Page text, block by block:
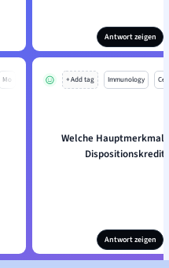
Antwort zeigen
Mo + Add tag Immunology
Welche
Antwort zeigen